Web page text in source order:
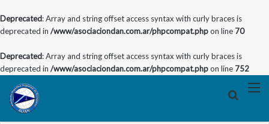
Deprecated: Array and string offset access syntax with curly braces is
deprecated in /www/asociaciondan.com.ar/phpcompat.phpon line 70
Deprecated: Array and string offset access syntax with curly braces is
deprecated in /www/asociaciondan.com.ar/phpcompat.phpon line 752